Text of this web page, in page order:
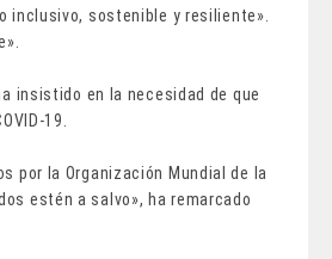
inclusivo, sostenible y resiliente».
insistido en la necesidad de que
19.
por la Organización Mundial de la
estén a salvo», ha remarcado